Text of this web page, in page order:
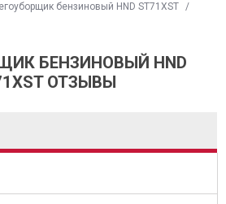
бензиновый HND ST71XST /
БЕНЗИНОВЫЙ HND
ОТЗЫВЫ